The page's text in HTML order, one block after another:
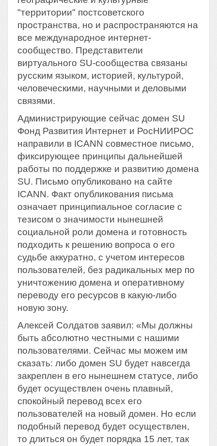
"территории" постсоветского
пространства, но и распространяются на
все международное интернет-
сообщество. Представители
виртуального SU-сообщества связаны
русским языком, историей, культурой,
человеческими, научными и деловыми
связями.
Администрирующие сейчас домен SU
Фонд Развития Интернет и РосНИИРОС
направили в ICANN совместное письмо,
фиксирующее принципы дальнейшей
работы по поддержке и развитию домена
SU. Письмо опубликовано на сайте
ICANN. Факт опубликования письма
означает принципиальное согласие с
тезисом о значимости нынешней
социальной роли домена и готовность
подходить к решению вопроса о его
судьбе аккуратно, с учетом интересов
пользователей, без радикальных мер по
уничтожению домена и оперативному
переводу его ресурсов в какую-либо
новую зону.
Алексей Солдатов заявил: «Мы должны
быть абсолютно честными с нашими
пользователями. Сейчас мы можем им
сказать: либо домен SU будет навсегда
закреплен в его нынешнем статусе, либо
будет осуществлен очень плавный,
спокойный перевод всех его
пользователей на новый домен. Но если
подобный перевод будет осуществлен,
то длиться он будет порядка 15 лет, так